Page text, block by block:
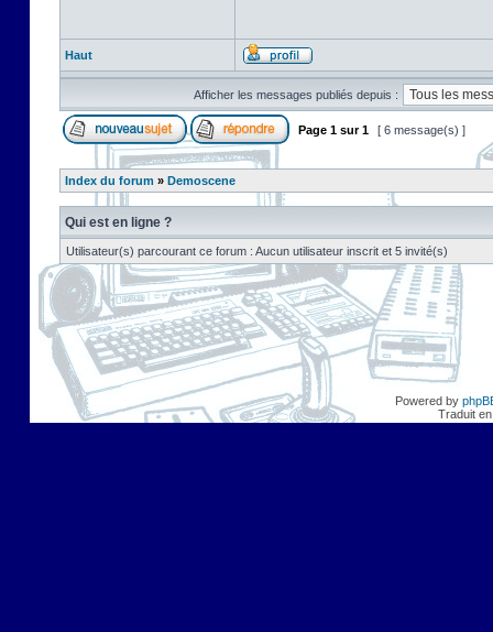
Haut
Afficher les messages publiés depuis :
Page 1 sur1 [ 6 message(s) ]
Index du forum » Demoscene
Qui est en ligne ?
Utilisateur(s) parcourant ce forum : Aucun utilisateur inscrit et 5 invité(s)
Powered by
Traduit